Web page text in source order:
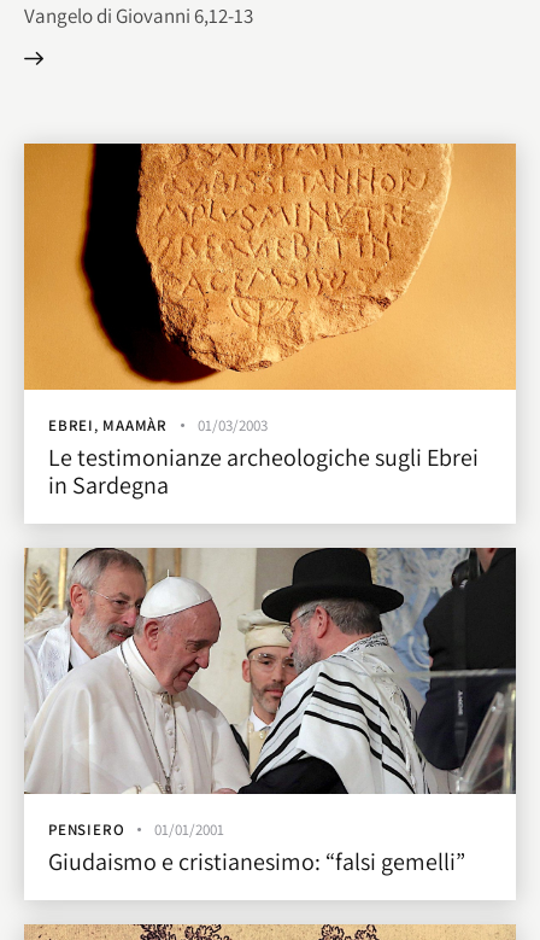
Vangelo di Giovanni 6,12-13
EBREI, MAAMÀR 01/03/2003
Le testimonianze archeologiche sugli Ebrei
in Sardegna
PENSIERO 01/01/2001
Giudaismo e cristianesimo: “falsi gemelli”